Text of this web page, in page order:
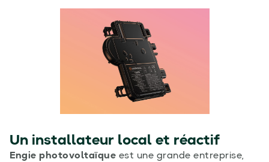
Un installateur local et réactif
Engie photovoltaïque est une grande entreprise,